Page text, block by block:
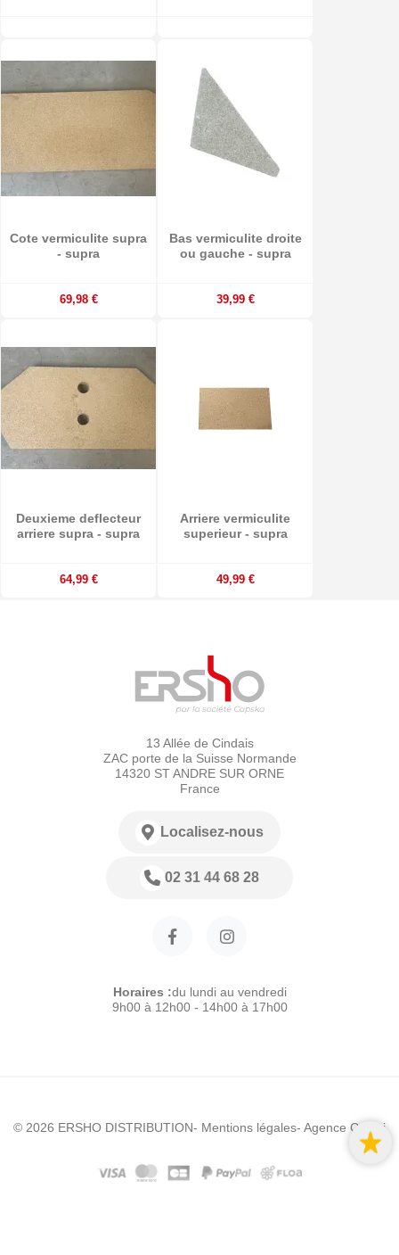
Cote vermiculite supra
- supra
69,98 €
Bas vermiculite droite
ou gauche - supra
39,99 €
Deuxieme deflecteur
arriere supra - supra
64,99 €
Arriere vermiculite
superieur - supra
49,99 €
13 Allée de Cindais
ZAC porte de la Suisse Normande
14320 ST ANDRE SUR ORNE
France
Localisez-nous
02 31 44 68 28
Horaires :du lundi au vendredi
9h00 à 12h00 - 14h00 à 17h00
© 2026 ERSHO DISTRIBUTION- Mentions légales- Agence Colibri